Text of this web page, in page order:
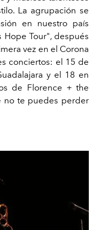
La agrupación se
en nuestro país
Tour", después
vez en el Corona
conciertos: el 15 de
y el 18 en
de Florence + the
no te puedes perder